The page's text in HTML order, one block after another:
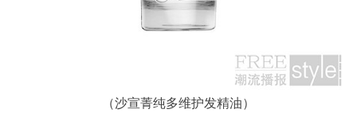
（沙宣菁纯多维护发精油）